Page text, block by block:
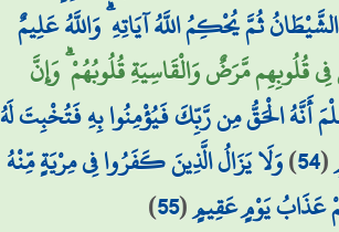
ثُمَّ يُحْكِمُ اللَّهُ آيَاتِهِ ۗ وَاللَّهُ عَلِيمٌ
قُلُوبِهِم مَّرَضٌ وَالْقَاسِيَةِ قُلُوبُهُمْ ۗ وَإِنَّ
أَنَّهُ الْحَقُّ مِن رَّبِّكَ فَيُؤْمِنُوا بِهِ فَتُخْبِتَ لَهُ
(
54
)وَلَا يَزَالُ الَّذِينَ كَفَرُوا فِي مِرْيَةٍ مِّنْهُ
عَذَابُ يَوْمٍ عَقِيمٍ(
55
)